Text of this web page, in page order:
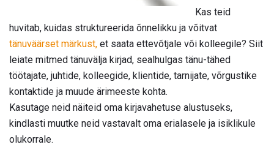
Kas teid
huvitab, kuidas struktureerida õnnelikku ja võitvat
tänuväärset märkust, et saata ettevõtjale või kolleegile? Siit
leiate mitmed tänuvälja kirjad, sealhulgas tänu-tähed
töötajate, juhtide, kolleegide, klientide, tarnijate, võrgustike
kontaktide ja muude ärimeeste kohta.
Kasutage neid näiteid oma kirjavahetuse alustuseks,
kindlasti muutke neid vastavalt oma erialasele ja isiklikule
olukorrale.